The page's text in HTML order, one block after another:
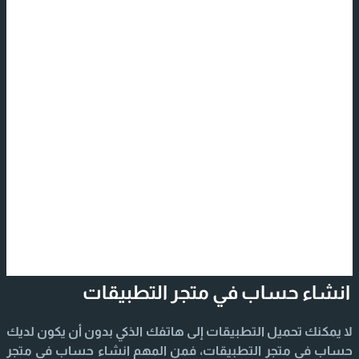
انشاء حساب في متجر التطبيقات
لا يمكنك تحميل التطبيقات إلى هاتفك الذكي بدون أن يكون لديك
حساب في متجر التطبيقات، فمن المهم انشاء حساب في متجر